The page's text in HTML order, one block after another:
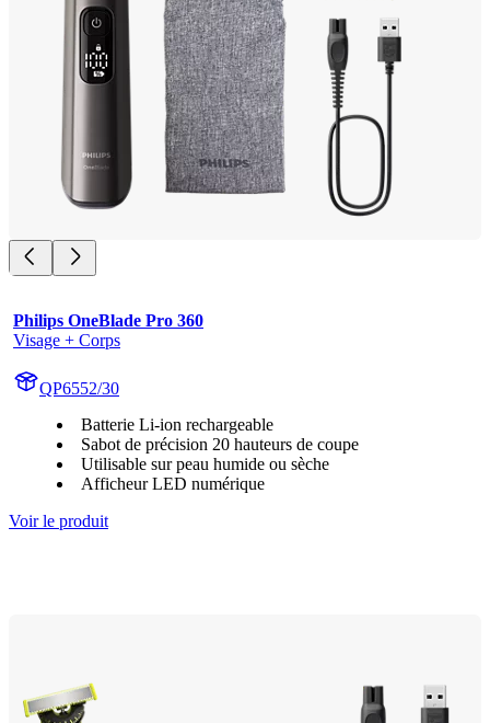
Philips OneBlade Pro 360
Visage + Corps
QP6552/30
Batterie Li-ion rechargeable
Sabot de précision 20 hauteurs de coupe
Utilisable sur peau humide ou sèche
Afficheur LED numérique
Voir le produit